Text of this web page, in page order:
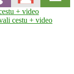
+ video
cestu + video